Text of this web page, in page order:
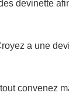
des devinette
Croyez a une
tout convenez